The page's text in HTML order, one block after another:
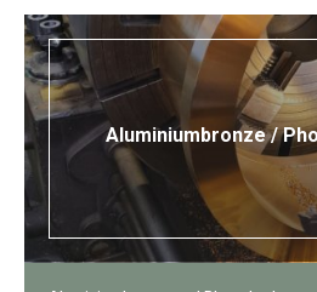
Aluminiumbronze /